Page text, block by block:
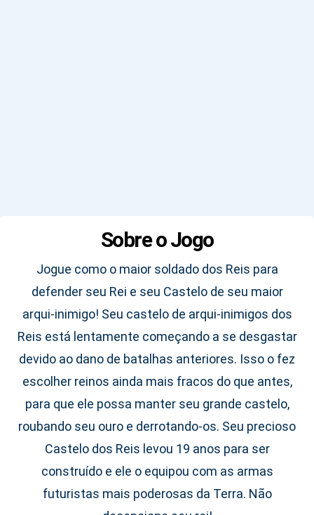
Sobre o Jogo
Jogue como o maior soldado dos Reis para
defender seu Rei e seu Castelo de seu maior
arqui-inimigo! Seu castelo de arqui-inimigos dos
Reis está lentamente começando a se desgastar
devido ao dano de batalhas anteriores. Isso o fez
escolher reinos ainda mais fracos do que antes,
para que ele possa manter seu grande castelo,
roubando seu ouro e derrotando-os. Seu precioso
Castelo dos Reis levou 19 anos para ser
construído e ele o equipou com as armas
futuristas mais poderosas da Terra. Não